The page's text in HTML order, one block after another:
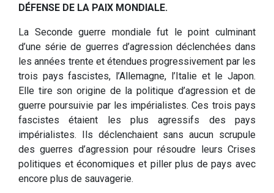
DÉFENSE DE LA PAIX MONDIALE.
La Seconde guerre mondiale fut le point culminant
d’une série de guerres d’agression déclenchées dans
les années trente et étendues progressivement par les
trois pays fascistes, l’Allemagne, l’Italie et le Japon.
Elle tire son origine de la politique d’agression et de
guerre poursuivie par les impérialistes. Ces trois pays
fascistes étaient les plus agressifs des pays
impérialistes. Ils déclenchaient sans aucun scrupule
des guerres d’agression pour résoudre leurs Crises
politiques et économiques et piller plus de pays avec
encore plus de sauvagerie.